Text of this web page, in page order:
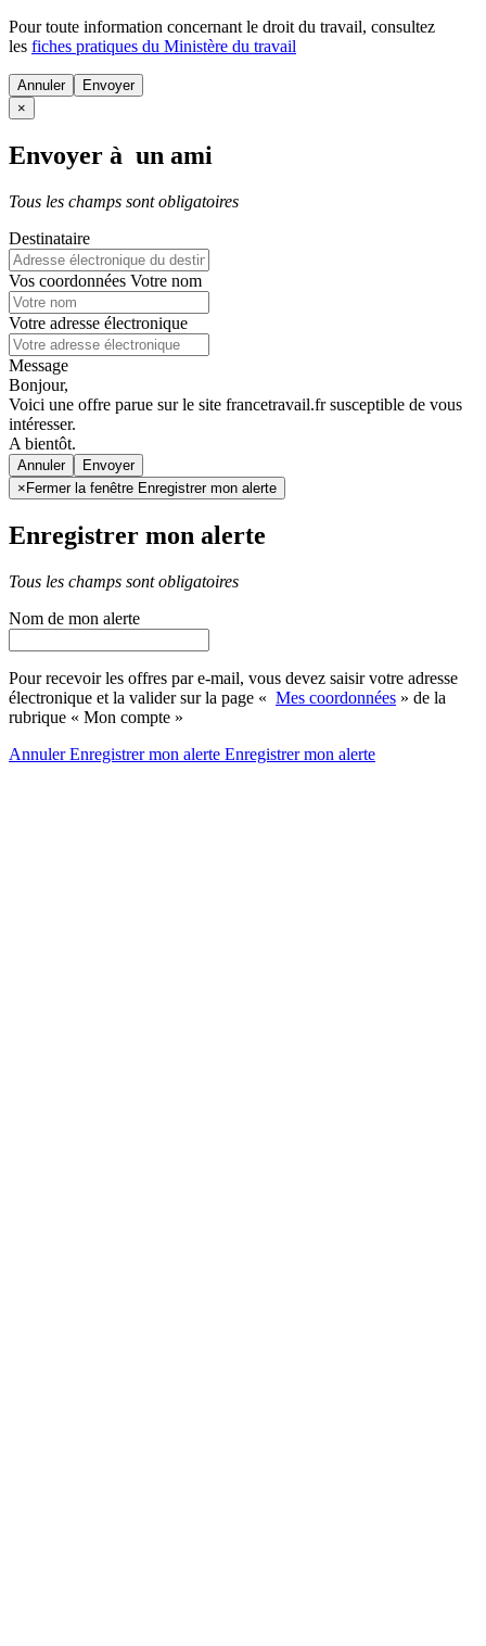
Pour toute information concernant le droit du travail, consultez
les fiches pratiques du Ministère du travail
Annuler
×
Envoyer à un ami
Tous les champs sont obligatoires
Destinataire
Vos coordonnées Votre nom
Votre adresse électronique
Message
Bonjour,
Voici une offre parue sur le site francetravail.fr susceptible de vous
intéresser.
A bientôt.
Annuler
× Fermer la fenêtre Enregistrer mon alerte
Enregistrer mon alerte
Tous les champs sont obligatoires
Nom de mon alerte
Pour recevoir les offres par e-mail, vous devez saisir votre adresse
électronique et la valider sur la page « Mes coordonnées » de la
rubrique « Mon compte »
AnnulerEnregistrer mon alerte Enregistrermon alerte